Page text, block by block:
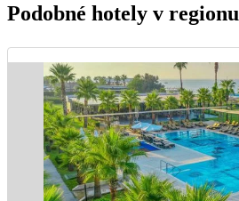
Podobné hotely v regionu